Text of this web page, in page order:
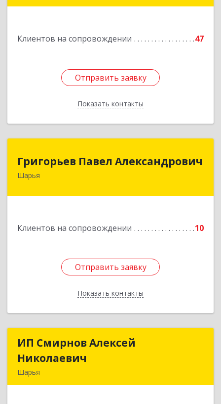
Клиентов на сопровождении 47
Отправить заявку
Показать контакты
Подробнее
Отправить заявку
Назад
Григорьев Павел Александрович
Шарья
Клиентов на сопровождении 10
Отправить заявку
Показать контакты
157505, Костромская область, город Шарья,
Отправить заявку
Назад
ИП Смирнов Алексей
Николаевич
Шарья
ИП Смирнов Алексей